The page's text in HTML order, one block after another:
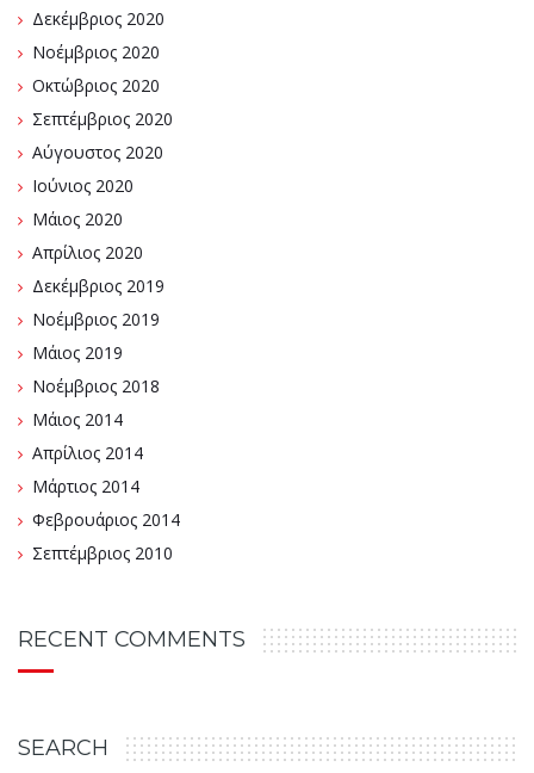
Δεκέμβριος 2020
Νοέμβριος 2020
Οκτώβριος 2020
Σεπτέμβριος 2020
Αύγουστος 2020
Ιούνιος 2020
Μάιος 2020
Απρίλιος 2020
Δεκέμβριος 2019
Νοέμβριος 2019
Μάιος 2019
Νοέμβριος 2018
Μάιος 2014
Απρίλιος 2014
Μάρτιος 2014
Φεβρουάριος 2014
Σεπτέμβριος 2010
RECENT COMMENTS
SEARCH